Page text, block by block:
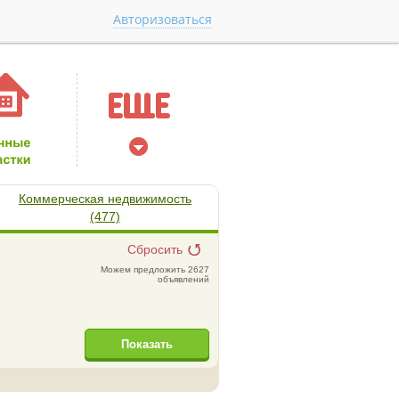
Авторизоваться
Коммерческая недвижимость
(477)
Сбросить
Можем предложить 2627
объявлений